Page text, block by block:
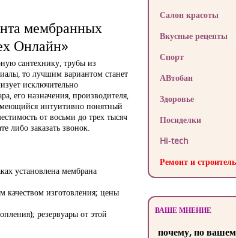
мембранных
Онлайн»
сантехнику, трубы из
то лучшим вариантом станет
исключительно
его назначения, производителя,
интуитивно понятный
от восьми до трех тысяч
либо заказать звонок.
установлена мембрана
качеством изготовления; цены
резервуары от этой
Салон красоты
Вкусные рецепты
Спорт
АВтобан
Здоровье
Посиделки
Hi-tech
Ремонт и
ВАШЕ МНЕНИЕ
почему, по